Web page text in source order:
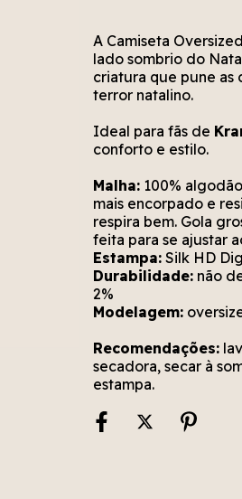
A Camiseta
lado sombrio do
criatura que pune as
terror natalino.
Ideal para fãs de
conforto e estilo.
Malha: 100%
mais encorpado e
respira bem. Gola
feita para se ajustar
Estampa: Silk HD
Durabilidade: não
2%
Modelagem:
Recomendações:
secadora, secar à
estampa.